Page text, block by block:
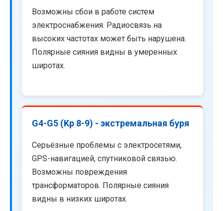
Возможны сбои в работе систем
электроснабжения. Радиосвязь на
высоких частотах может быть нарушена.
Полярные сияния видны в умеренных
широтах.
G4-G5 (Kp 8-9) - экстремальная буря
Серьёзные проблемы с электросетями,
GPS-навигацией, спутниковой связью.
Возможны повреждения
трансформаторов. Полярные сияния
видны в низких широтах.